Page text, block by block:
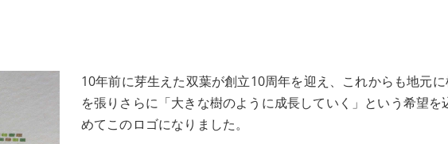
10年前に芽生えた双葉が創立10周年を迎え、これからも地元に
を張りさらに「大きな樹のように成長していく」という希望を
めてこのロゴになりました。